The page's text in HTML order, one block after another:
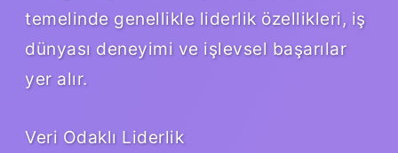
temelinde genellikle liderlik özellikleri, iş
dünyası deneyimi ve işlevsel başarılar
yer alır.
Veri Odaklı Liderlik